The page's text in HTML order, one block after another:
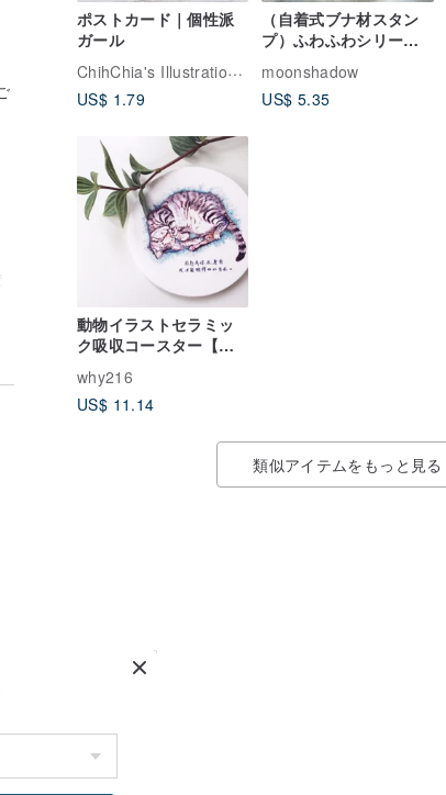
ポストカード｜個性派
ガール
ChihChia's Illustrations Shop
US$ 1.79
（自着式ブナ材スタン
プ）ふわふわシリーズ -
moonshadow
US$ 5.35
動物イラストセラミッ
ク吸収コースター【眠
れるトラ猫】
why216
US$ 11.14
類似アイテムをもっと見る